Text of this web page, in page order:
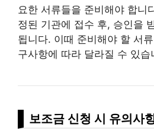
요한 서류들을 준비해야 합니
정된 기관에 접수 후, 승인을
됩니다. 이때 준비해야 할 서
구사항에 따라 달라질 수 있습
보조금 신청 시 유의사